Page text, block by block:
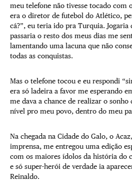
meu telefone não tivesse tocado com
era o diretor de futebol do Atlético,
cá?”, eu teria ido pra Turquia. Jogaria
passaria o resto dos meus dias me
lamentando uma lacuna que não
todas as conquistas.
Mas o telefone tocou e eu respondi
era só ladeira a favor me esperando
me dava a chance de realizar o
nível pro meu povo, dentro do meu
Na chegada na Cidade do Galo, o
imprensa, me entregou uma edição
com os maiores ídolos da história do
e só super-herói de verdade ia
Reinaldo.